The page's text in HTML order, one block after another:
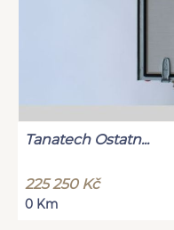
Tanatech Ostatn...
225 250 Kč
0 Km